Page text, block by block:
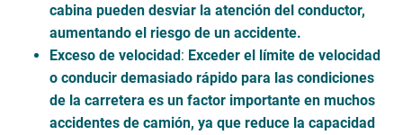
cabina pueden desviar la atención del conductor,
aumentando el riesgo de un accidente.
Exceso de velocidad: Exceder el límite de velocidad
o conducir demasiado rápido para las condiciones
de la carretera es un factor importante en muchos
accidentes de camión, ya que reduce la capacidad